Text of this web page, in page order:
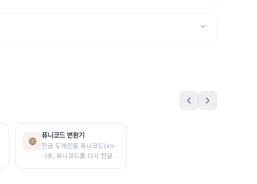
퓨니코드 변환기
한글 도메인을 퓨니코드(xn-
-)로, 퓨니코드를 다시 한글로